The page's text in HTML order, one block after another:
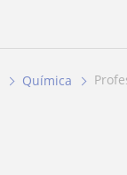
Química